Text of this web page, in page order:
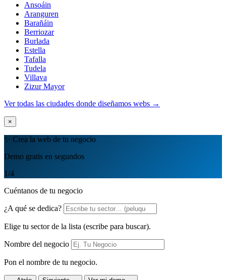
Ansoáin
Aranguren
Barañáin
Berriozar
Burlada
Estella
Tafalla
Tudela
Villava
Zizur Mayor
Ver todas las ciudades donde diseñamos webs →
×
✨ Crea la web de tu negocio
Demo gratis en segundos
1/4
Cuéntanos de tu negocio
¿A qué se dedica?
Elige tu sector de la lista (escribe para buscar).
Nombre del negocio
Pon el nombre de tu negocio.